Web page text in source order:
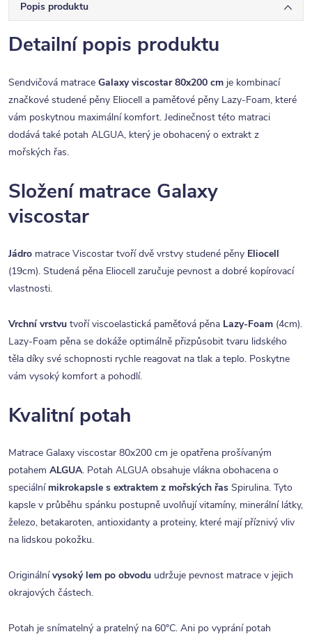
Popis produktu
Detailní popis produktu
Sendvičová matrace Galaxy viscostar 80x200 cm je kombinací
značkové studené pěny Eliocell a paměťové pěny Lazy-Foam, které
vám poskytnou maximální komfort. Jedinečnost této matraci
dodává také potah ALGUA, který je obohacený o extrakt z
mořských řas.
Složení matrace Galaxy
viscostar
Jádro matrace Viscostar tvoří dvě vrstvy studené pěny Eliocell
(19cm). Studená pěna Eliocell zaručuje pevnost a dobré kopírovací
vlastnosti.
Vrchní vrstvu tvoří viscoelastická paměťová pěna Lazy-Foam (4cm).
Lazy-Foam pěna se dokáže optimálně přizpůsobit tvaru lidského
těla díky své schopnosti rychle reagovat na tlak a teplo. Poskytne
vám vysoký komfort a pohodlí.
Kvalitní potah
Matrace Galaxy viscostar 80x200 cm je opatřena prošívaným
potahem ALGUA. Potah ALGUA obsahuje vlákna obohacena o
speciální mikrokapsle s extraktem z mořských řas Spirulina. Tyto
kapsle v průběhu spánku postupně uvolňují vitamíny, minerální látky,
železo, betakaroten, antioxidanty a proteiny, které mají příznivý vliv
na lidskou pokožku.
Originálnívysoký lem po obvodu udržuje pevnost matrace v jejich
okrajových částech.
Potah je snímatelný a pratelný na 60°C. Ani po vyprání potah